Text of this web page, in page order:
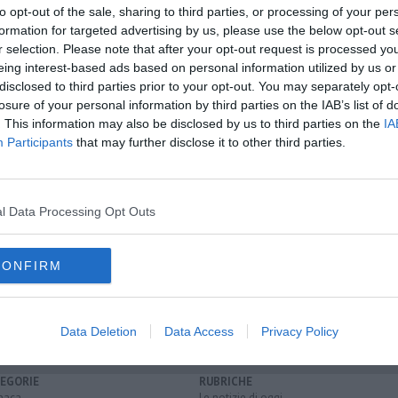
opt-out of the sale, sharing to third parties, or processing of your
for targeted advertising by us, please use the below opt-out
selection. Please note that after your opt-out request is processed
interest-based ads based on personal information utilized by us
to third parties prior to your opt-out. You may separately
of your personal information by third parties on the IAB’s list of
This information may also be disclosed by us to third parties on the
Participants that may further disclose it to other third parties.
Data Processing Opt Outs
Data Deletion Data Access Privacy Policy
iscriviti allaNewsletter QUInews - ToscanaMedia.
nella tua casella di posta.
trapianti
Firenze
RUBRICHE